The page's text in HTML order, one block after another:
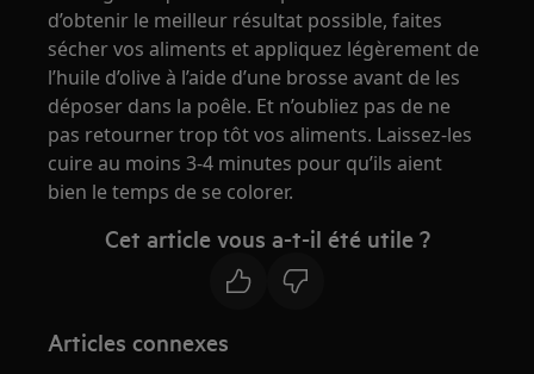
d’obtenir le meilleur résultat possible, faites
sécher vos aliments et appliquez légèrement de
l’huile d’olive à l’aide d’une brosse avant de les
déposer dans la poêle. Et n’oubliez pas de ne
pas retourner trop tôt vos aliments. Laissez-les
cuire au moins 3-4 minutes pour qu’ils aient
bien le temps de se colorer.
Cet article vous a-t-il été utile ?
Articles connexes